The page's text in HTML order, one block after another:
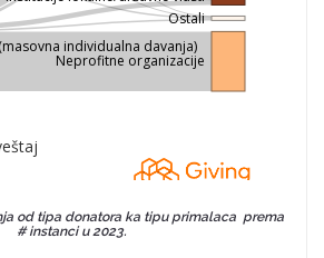
od tipa donatora ka tipu primalaca prema
# instanci u 2023.